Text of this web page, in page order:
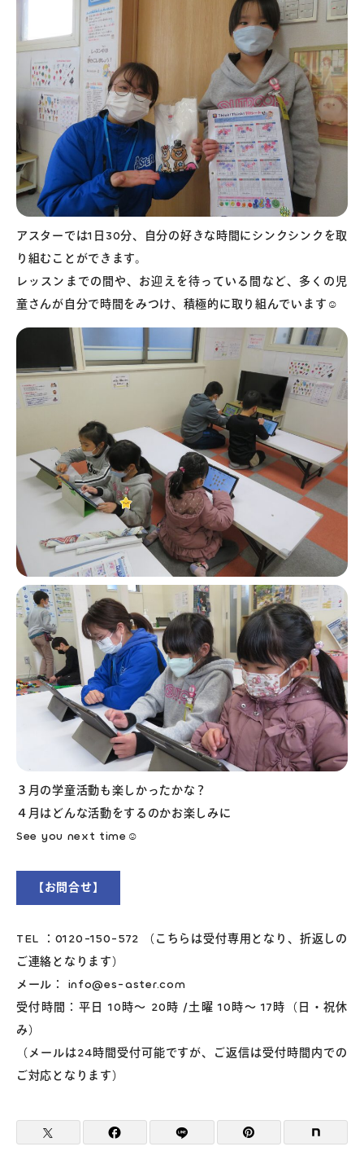
アスターでは1日30分、自分の好きな時間にシンクシンクを取
り組むことができます。
レッスンまでの間や、お迎えを待っている間など、多くの児
童さんが自分で時間をみつけ、積極的に取り組んでいます☺
３月の学童活動も楽しかったかな？
４月はどんな活動をするのかお楽しみに
See you next time☺
【お問合せ】
TEL ：0120-150-572 （こちらは受付専用となり、折返しの
ご連絡となります）
メール： info@es-aster.com
受付時間：平日 10時～ 20時 /土曜 10時～ 17時（日・祝休
み）
（メールは24時間受付可能ですが、ご返信は受付時間内での
ご対応となります）